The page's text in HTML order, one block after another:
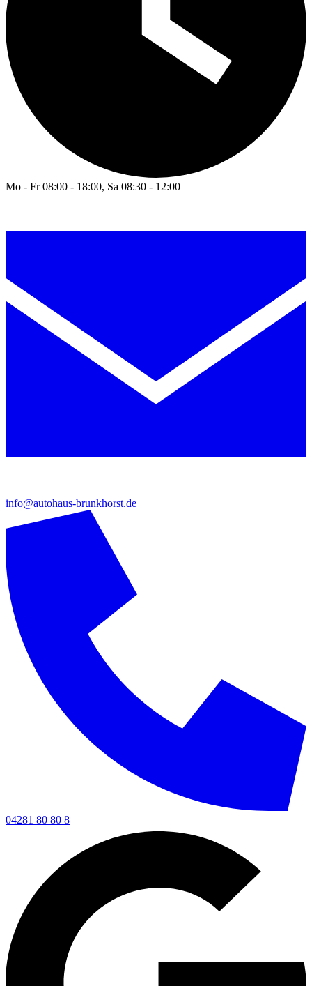
Mo - Fr 08:00 - 18:00, Sa 08:30 - 12:00
info@autohaus-brunkhorst.de
04281 80 80 8